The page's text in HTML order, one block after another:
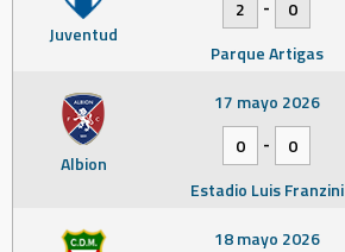
Juventud
2
0
Parque Artigas
Albion
17 mayo 2026
0
-
0
Estadio Luis Franzini
18 mayo 2026